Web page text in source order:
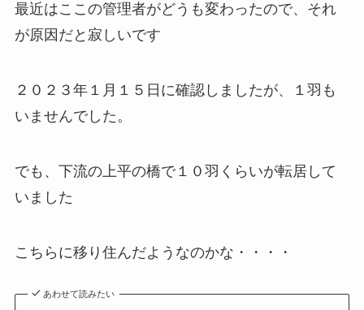
最近はここの管理者がどうも変わったので、それ
が原因だと寂しいです
２０２３年１月１５日に確認しましたが、１羽も
いませんでした。
でも、下流の上平の橋で１０羽くらいが転居して
いました
こちらに移り住んだようなのかな・・・・
あわせて読みたい